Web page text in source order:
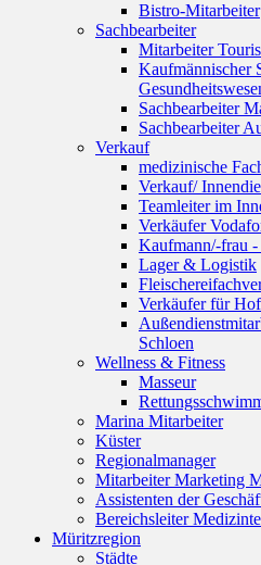
Bistro-Mitarbeiter
Sachbearbeiter
Mitarbeiter
Kaufmännischer
Sachbearbeiter
Sachbearbeiter
Verkauf
medizinische
Verkauf/
Teamleiter im
Verkäufer
Kaufmann/-frau -
Lager & Logistik
Verkäufer für
Schloen
Wellness & Fitness
Masseur
Marina Mitarbeiter
Küster
Regionalmanager
Mitarbeiter Marketing
Assistenten der
Bereichsleiter
Müritzregion
Städte